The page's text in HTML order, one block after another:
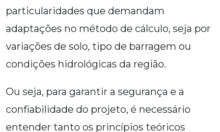
particularidades que demandam
adaptações no método de cálculo, seja por
variações de solo, tipo de barragem ou
condições hidrológicas da região.
Ou seja, para garantir a segurança e a
confiabilidade do projeto, é necessário
entender tanto os princípios teóricos